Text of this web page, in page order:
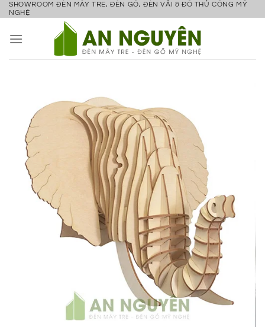
Bỏ
nội
SHOWROOM ĐÈN MÂY TRE, ĐÈN GỖ, ĐÈN VẢI & ĐỒ THỦ CÔNG MỸ
NGHỆ